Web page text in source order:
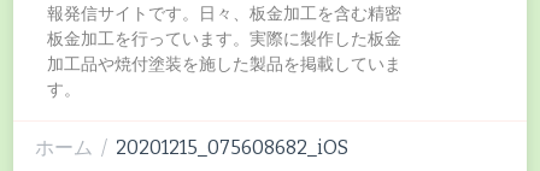
報発信サイトです。日々、板金加工を含む精密
板金加工を行っています。実際に製作した板金
加工品や焼付塗装を施した製品を掲載していま
す。
ホーム / 20201215_075608682_iOS